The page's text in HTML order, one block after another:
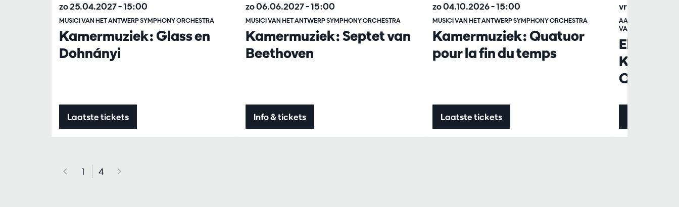
Kamermuziek: Glass en
Dohnányi
MUSICI VAN HET ANTWERP SYMPHONY ORCHESTRA
zo 25.04.2027– 15:00
Laatste tickets
Kamermuziek: Septet van
Beethoven
MUSICI VAN HET ANTWERP SYMPHONY ORCHESTRA
zo 06.06.2027– 15:00
Info & tickets
Kamermuziek: Quatuor
pour la fin du temps
MUSICI VAN HET ANTWERP SYMPHONY ORCHESTRA
zo 04.10.2026– 15:00
Laatste tickets
Chen
AANVOERDERS
VAN DE
vr 22.01.2027
1 4